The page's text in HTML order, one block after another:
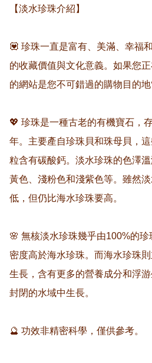
【淡水珍珠介紹】
💟 珍珠一直是富有、美滿、幸福
的收藏價值與文化意義。如果您
的網站是您不可錯過的購物目的
💖 珍珠是一種古老的有機寶石，
年。主要產自珍珠貝和珠母貝，
粒含有碳酸鈣。淡水珍珠的色澤溫
黃色、淺粉色和淺紫色等。雖然
低，但仍比海水珍珠要高。
🌸 無核淡水珍珠幾乎由100%的珍
密度高於海水珍珠。而海水珍珠
生長，含有更多的營養成分和浮
封閉的水域中生長。
🔮 功效非精密科學，僅供參考。